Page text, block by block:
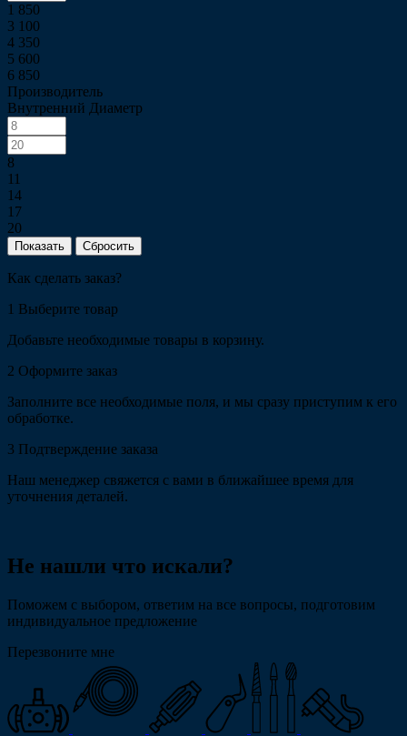
1 850
3 100
4 350
5 600
6 850
Производитель
Внутренний Диаметр
8
11
14
17
20
Сбросить
Как сделать заказ?
1 Выберите товар
Добавьте необходимые товары в корзину.
2 Оформите заказ
Заполните все необходимые поля, и мы сразу приступим к его
обработке.
3 Подтверждение заказа
Наш менеджер свяжется с вами в ближайшее время для
уточнения деталей.
Не нашли что искали?
Поможем с выбором, ответим на все вопросы, подготовим
индивидуальное предложение
Перезвоните мне